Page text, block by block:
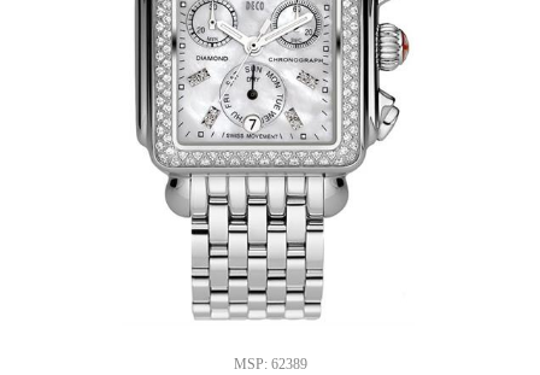
MSP: 62389